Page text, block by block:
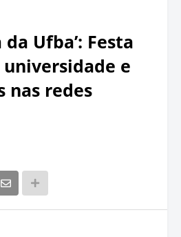
da Ufba’: Festa
e
nas redes